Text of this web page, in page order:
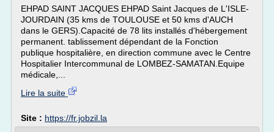
EHPAD SAINT JACQUES EHPAD Saint Jacques de L'ISLE-
JOURDAIN (35 kms de TOULOUSE et 50 kms d'AUCH
dans le GERS).Capacité de 78 lits installés d'hébergement
permanent. tablissement dépendant de la Fonction
publique hospitalière, en direction commune avec le Centre
Hospitalier Intercommunal de LOMBEZ-SAMATAN.Equipe
médicale,...
Lire la suite
Site : https://fr.jobzil.la